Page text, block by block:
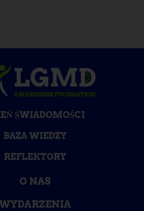
ŚWIADOMOŚCI
BAZA WIEDZY
REFLEKTORY
O NAS